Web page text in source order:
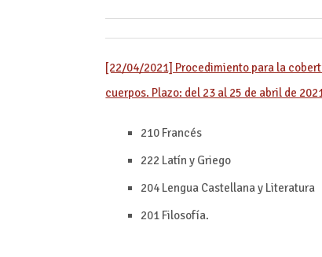
[22/04/2021] Procedimiento para la
cuerpos. Plazo: del 23 al 25 de abril de
210 Francés
222 Latín y Griego
204 Lengua Castellana y Literatura
201 Filosofía.